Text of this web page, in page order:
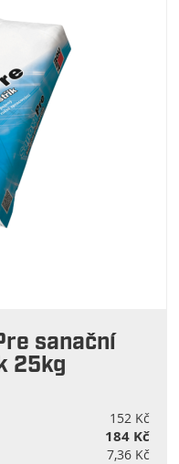
sanační
25kg
152 Kč
184 Kč
7,36 Kč